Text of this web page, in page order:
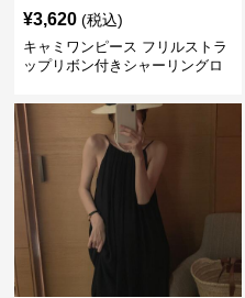
¥3,620 (税込)
キャミワンピース フリルストラ
ップリボン付きシャーリングロ
ン